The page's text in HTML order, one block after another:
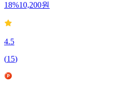
18%10,200원
4.5
(15)